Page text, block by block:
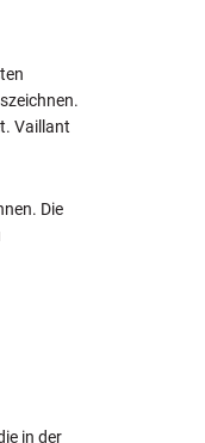
Vaillant
Die
in der